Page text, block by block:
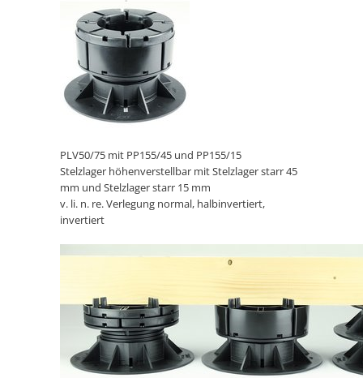
PLV50/75 mit PP155/45 und PP155/15
Stelzlager höhenverstellbar mit Stelzlager starr 45
mm und Stelzlager starr 15 mm
v. li. n. re. Verlegung normal, halbinvertiert,
invertiert